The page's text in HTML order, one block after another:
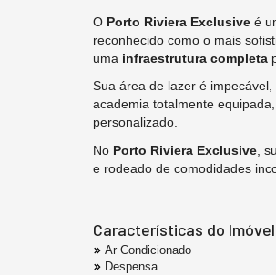
O Porto Riviera Exclusive é
reconhecido como o mais
uma infraestrutura completa
Sua área de lazer é impecável,
academia totalmente
personalizado.
No Porto Riviera Exclusive ,
e rodeado de comodidades
Características do Imóvel
Ar Condicionado
Despensa